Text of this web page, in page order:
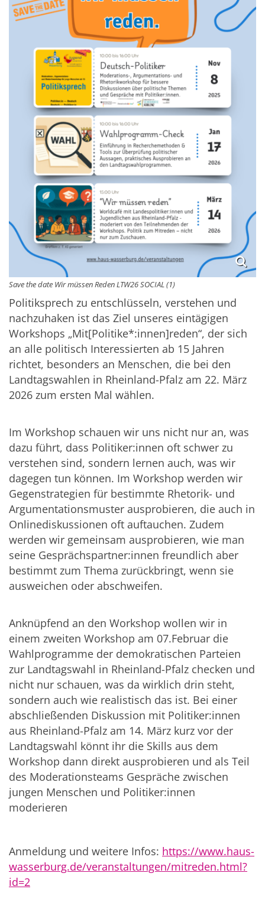
Save the date Wir müssen Reden LTW26 SOCIAL (1)
Politiksprech zu entschlüsseln, verstehen und
nachzuhaken ist das Ziel unseres eintägigen
Workshops „Mit[Politike*:innen]reden“, der sich
an alle politisch Interessierten ab 15 Jahren
richtet, besonders an Menschen, die bei den
Landtagswahlen in Rheinland-Pfalz am 22. März
2026 zum ersten Mal wählen.
Im Workshop schauen wir uns nicht nur an, was
dazu führt, dass Politiker:innen oft schwer zu
verstehen sind, sondern lernen auch, was wir
dagegen tun können. Im Workshop werden wir
Gegenstrategien für bestimmte Rhetorik- und
Argumentationsmuster ausprobieren, die auch in
Onlinediskussionen oft auftauchen. Zudem
werden wir gemeinsam ausprobieren, wie man
seine Gesprächspartner:innen freundlich aber
bestimmt zum Thema zurückbringt, wenn sie
ausweichen oder abschweifen.
Anknüpfend an den Workshop wollen wir in
einem zweiten Workshop am 07.Februar die
Wahlprogramme der demokratischen Parteien
zur Landtagswahl in Rheinland-Pfalz checken und
nicht nur schauen, was da wirklich drin steht,
sondern auch wie realistisch das ist. Bei einer
abschließenden Diskussion mit Politiker:innen
aus Rheinland-Pfalz am 14. März kurz vor der
Landtagswahl könnt ihr die Skills aus dem
Workshop dann direkt ausprobieren und als Teil
des Moderationsteams Gespräche zwischen
jungen Menschen und Politiker:innen
moderieren
Anmeldung und weitere Infos: https://www.haus-
wasserburg.de/veranstaltungen/mitreden.html?
id=2